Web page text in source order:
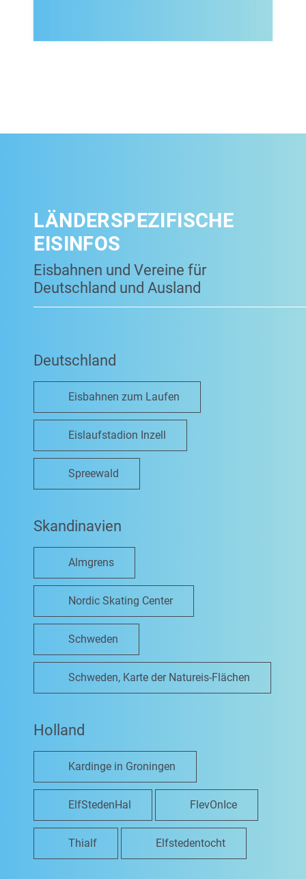
LÄNDERSPEZIFISCHE
EISINFOS
Eisbahnen und Vereine für
Deutschland und Ausland
Deutschland
Eisbahnen zum Laufen
Eislaufstadion Inzell
Spreewald
Skandinavien
Almgrens
Nordic Skating Center
Schweden
Schweden, Karte der Natureis-Flächen
Holland
Kardinge in Groningen
ElfStedenHal FlevOnIce
Thialf Elfstedentocht